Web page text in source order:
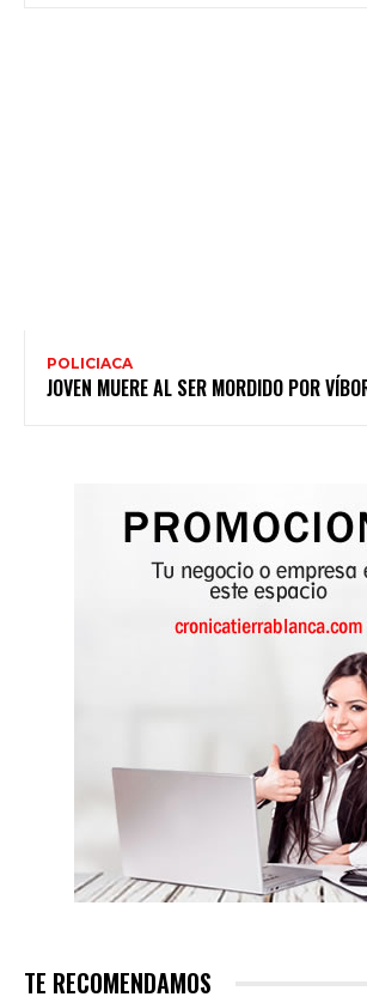
POLICIACA
JOVEN MUERE AL SER MORDIDO POR
TE RECOMENDAMOS